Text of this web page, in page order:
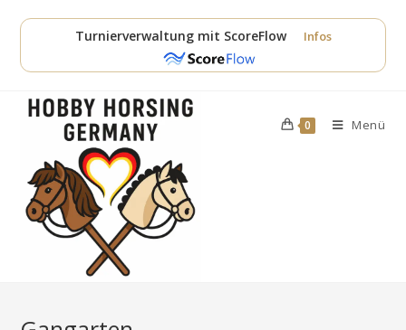
Inhalt
Turnierverwaltung mit ScoreFlow Infos
0 Menü